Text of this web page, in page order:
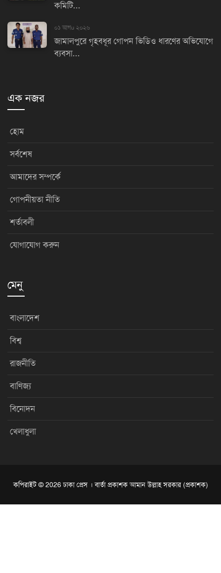
কমিটি...
০১ আগu ২০২৬
জামালপুরে গৃহবধূর গোপন ভিডিও ধারণের অভিযোগে
ব্যবসা...
এক নজর
হোম
সর্বশেষ
আমাদের সম্পর্কে
গোপনীয়তা নীতি
শর্তাবলী
যোগাযোগ করুন
মেনু
বাংলাদেশ
বিশ্ব
রাজনীতি
বাণিজ্য
বিনোদন
খেলাধুলা
কপিরাইট © 2026 ঢাকা প্রেস । বার্তা প্রকাশক আমান উল্লাহ সরকার (প্রকাশক)